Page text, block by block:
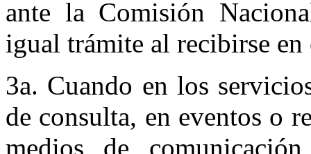
ante la Comisión
igual trámite al recibirse
3a. Cuando en los
de consulta, en eventos o
medios de